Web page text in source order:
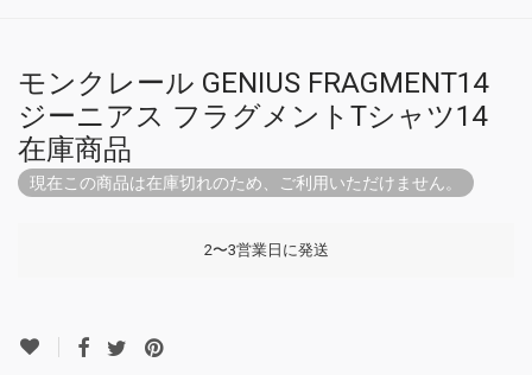
モンクレール GENIUS FRAGMENT14
ジーニアス フラグメントTシャツ14
在庫商品
現在この商品は在庫切れのため、ご利用いただけません。
2〜3営業日に発送